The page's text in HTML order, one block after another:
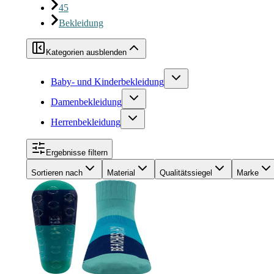
45
Bekleidung
Kategorien ausblenden
Baby- und Kinderbekleidung
Damenbekleidung
Herrenbekleidung
Ergebnisse filtern
Sortieren nach Material Qualitätssiegel Marke